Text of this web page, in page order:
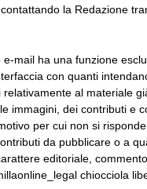
la Redazione
e-mail ha una funzione
con quanti
relativamente al materiale
immagini, dei contributi e
per cui non si
da pubblicare o a
editoriale,
chiocciola